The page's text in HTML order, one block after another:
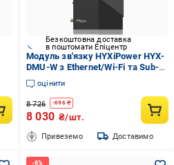
Безкоштовна доставка
в поштомати Епіцентр
Модуль зв'язку HYXiPower HYX-
DMU-W з Ethernet/Wi-Fi та Sub-
1G для моніторингу сонячних
систем Чорний (27918469)
оцінити
8 726 -696₴
8 030 ₴/шт.
Привеземо Доставимо